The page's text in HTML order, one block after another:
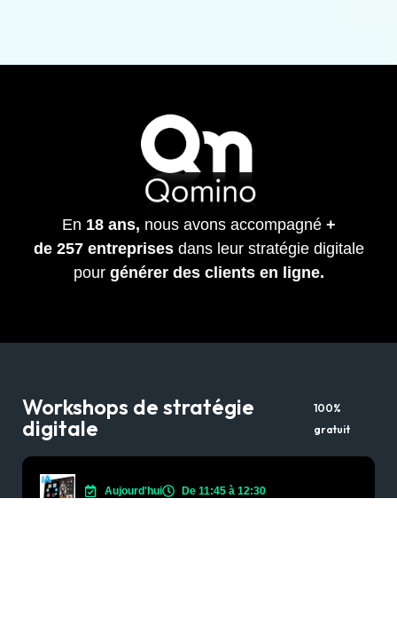
En 18 ans, nous avons accompagné +
de 257entreprisesdans leur stratégie digitale
pour générer des clients en ligne.
Workshops de stratégie
digitale
100%
gratuit
Aujourd'hui De 11:45 à 12:30